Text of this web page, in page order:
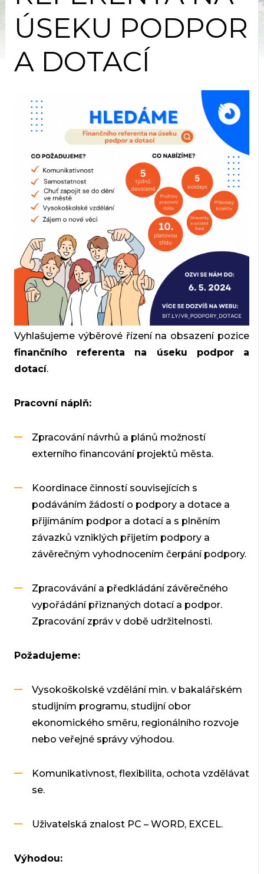
ÚSEKU PODPOR
A DOTACÍ
Vyhlašujeme výběrové řízení na obsazení pozice
finančního referenta na úseku podpor a
dotací.
Pracovní náplň:
Zpracování návrhů a plánů možností
externího financování projektů města.
Koordinace činností souvisejících s
podáváním žádostí o podpory a dotace a
přijímáním podpor a dotací a s plněním
závazků vzniklých přijetím podpory a
závěrečným vyhodnocením čerpání podpory.
Zpracovávání a předkládání závěrečného
vypořádání přiznaných dotací a podpor.
Zpracování zpráv v době udržitelnosti.
Požadujeme:
Vysokoškolské vzdělání min. v bakalářském
studijním programu, studijní obor
ekonomického směru, regionálního rozvoje
nebo veřejné správy výhodou.
Komunikativnost, flexibilita, ochota vzdělávat
se.
Uživatelská znalost PC – WORD, EXCEL.
Výhodou: